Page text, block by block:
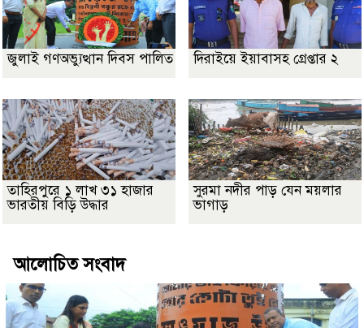
জুলাই গণঅভ্যুত্থান দিবস পালিত দিরাইয়ে ইয়াবাসহ গ্রেপ্তার ২
তাহিরপুরে ১ লাখ ৩১ হাজার
ভারতীয় বিড়ি উদ্ধার
সুরমা নদীর পাড় যেন ময়লার
ভাগাড়
আলোচিত সংবাদ